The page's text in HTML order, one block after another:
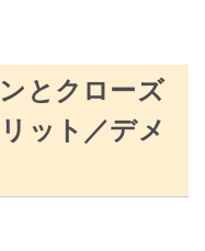
とクローズ
ット／デメ